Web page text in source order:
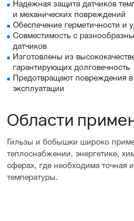
Надежная защита датчиков
и механических повреждений
Обеспечение герметичности и
Совместимость с
датчиков
Изготовлены из
гарантирующих долговечность
Предотвращают повреждения
эксплуатации
Области
Гильзы и бобышки широко
теплоснабжении, энергетике,
сферах, где необходима точная
температуры.